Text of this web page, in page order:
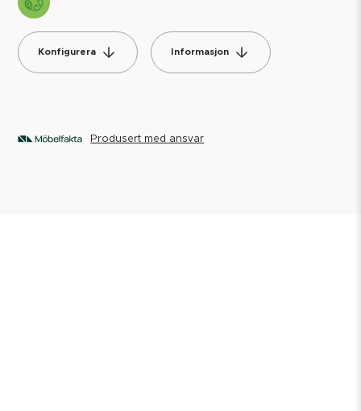
Konfigurera Informasjon
Produsert med ansvar